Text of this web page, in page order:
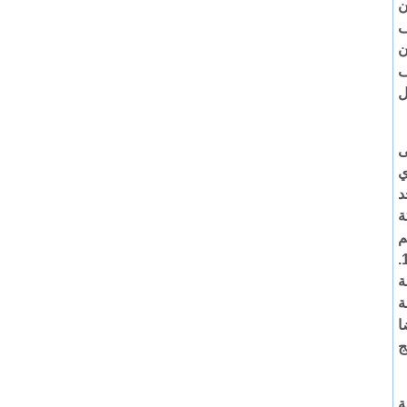
المتحدة في النزاع بين إسرائيل والفلسطينيين منذ الحرب في 1948.
مدرسة